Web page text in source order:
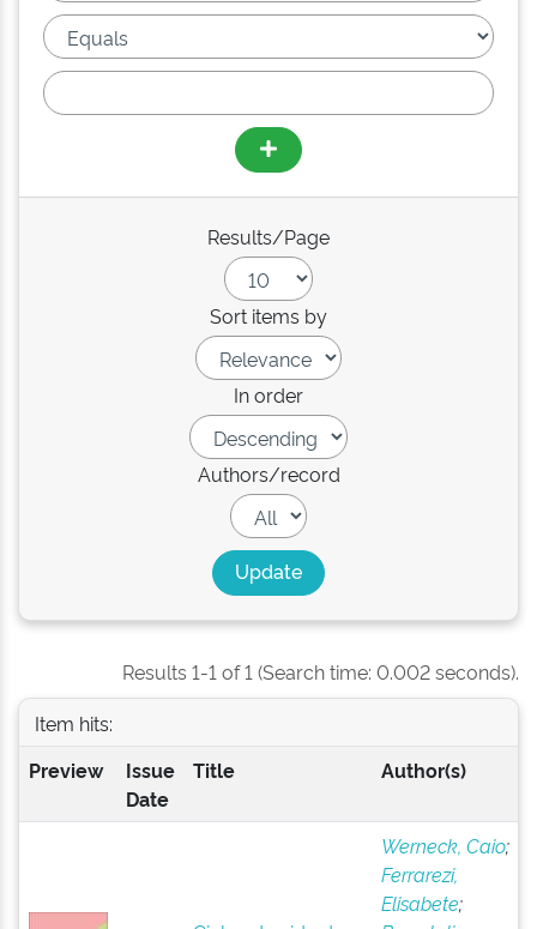
Results/Page
Sort items by
In order
Authors/record
Results 1-1 of 1 (Search time: 0.002 seconds).
Item hits:
Preview
Issue
Date
Title Author(s)
Werneck, Caio;
Ferrarezi,
Elisabete;